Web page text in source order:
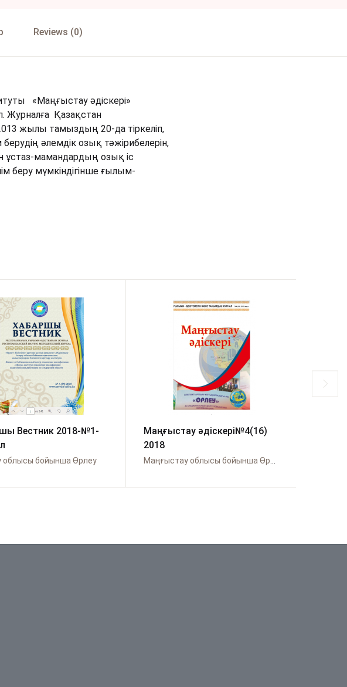
Reviews (0)
«Маңғыстау əдіскері»
Журналға Қазақстан
жылы тамыздың 20-да тіркеліп,
әлемдік озық тәжірибелерін,
ұстаз-мамандардың озық іс
беру мүмкіндігінше ғылым-
Вестник 2018-№1-
облысы бойынша Өрлеу
Маңғыстау әдіскері№4(16)
2018